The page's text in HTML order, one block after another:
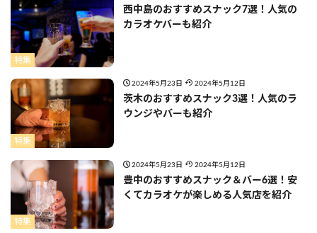
特集
西中島のおすすめスナック7選！人気の
カラオケバーも紹介
特集
2024年5月23日 2024年5月12日
茨木のおすすめスナック3選！人気のラ
ウンジやバーも紹介
特集
2024年5月23日 2024年5月12日
豊中のおすすめスナック＆バー6選！安
くてカラオケが楽しめる人気店を紹介